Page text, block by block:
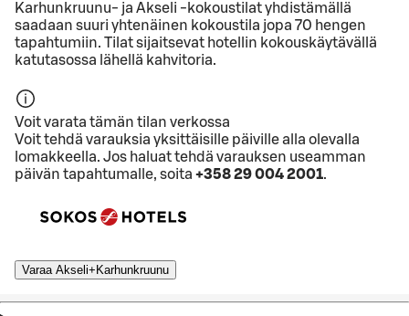
Karhunkruunu- ja Akseli -kokoustilat yhdistämällä
saadaan suuri yhtenäinen kokoustila jopa 70 hengen
tapahtumiin. Tilat sijaitsevat hotellin kokouskäytävällä
katutasossa lähellä kahvitoria.
Voit varata tämän tilan verkossa
Voit tehdä varauksia yksittäisille päiville alla olevalla
lomakkeella. Jos haluat tehdä varauksen useamman
päivän tapahtumalle, soita +358 29 004 2001.
Varaa Akseli+Karhunkruunu